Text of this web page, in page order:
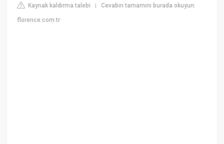
Kaynak kaldırma talebi |Cevabın tamamını burada okuyun:
florence.com.tr